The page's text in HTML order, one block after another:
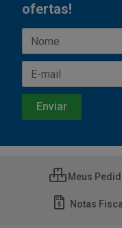
ofertas!
Meus
Notas